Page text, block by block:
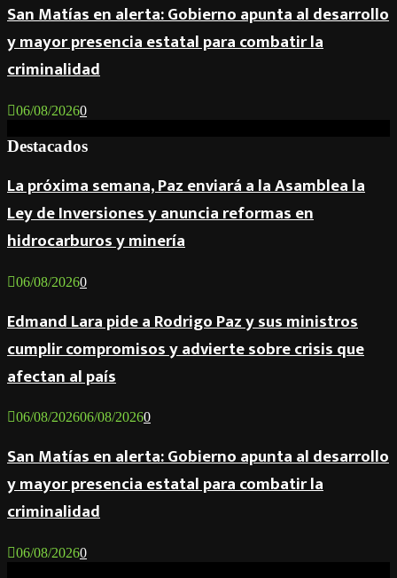
San Matías en alerta: Gobierno apunta al desarrollo
y mayor presencia estatal para combatir la
criminalidad
06/08/20260
Destacados
La próxima semana, Paz enviará a la Asamblea la
Ley de Inversiones y anuncia reformas en
hidrocarburos y minería
06/08/20260
Edmand Lara pide a Rodrigo Paz y sus ministros
cumplir compromisos y advierte sobre crisis que
afectan al país
06/08/202606/08/20260
San Matías en alerta: Gobierno apunta al desarrollo
y mayor presencia estatal para combatir la
criminalidad
06/08/20260